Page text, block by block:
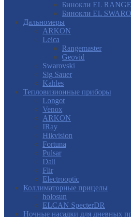
Бинокли EL RANGE
Бинокли EL
Дальномеры
ARKON
Leica
Rangemaster
Geovid
Swarovski
Sig Sauer
Kahles
Тепловизионные приборы
Longot
Venox
ARKON
IRay
Hikvision
Fortuna
Pulsar
Dali
Flir
Electrooptic
Коллиматорные прицелы
holosun
ELCAN SpecterDR
Ночные насадки для дневных